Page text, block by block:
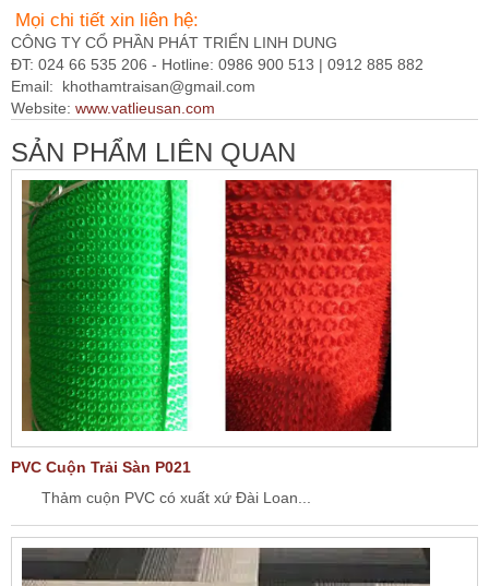
Mọi chi tiết xin liên hệ:
CÔNG TY CỔ PHẦN PHÁT TRIỂN LINH DUNG
ĐT: 024 66 535 206 - Hotline: 0986 900 513 | 0912 885 882
Email:
khothamtraisan@gmail.com
Website: www.vatlieusan.com
SẢN PHẨM LIÊN QUAN
PVC Cuộn Trải Sàn P021
Thảm cuộn PVC có xuất xứ Đài Loan...